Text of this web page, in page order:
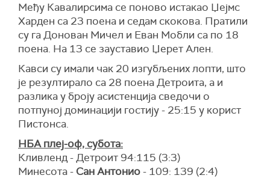
Међу Кавалирсима се поново истакао Џејмс
Харден са 23 поена и седам скокова. Пратили
су га Донован Мичел и Еван Мобли са по 18
поена. На 13 се зауставио Џерет Ален.
Кавси су имали чак 20 изгубљених лопти, што
је резултирало са 28 поена Детроита, а и
разлика у броју асистенција сведочи о
потпуној доминацији гостију - 25:15 у корист
Пистонса.
НБА плеј-оф, субота:
Кливленд - Детроит 94:115 (3:3)
Минесота - Сан Антонио- 109: 139 (2:4)